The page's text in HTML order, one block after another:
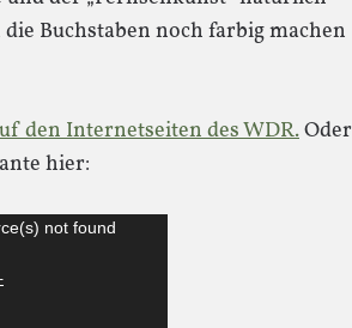
Buchstaben noch farbig machen
den Internetseiten des WDR.Oder
hier:
not found